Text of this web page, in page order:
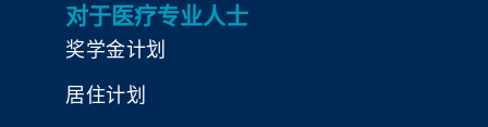
对于医疗专业人士
奖学金计划
居住计划